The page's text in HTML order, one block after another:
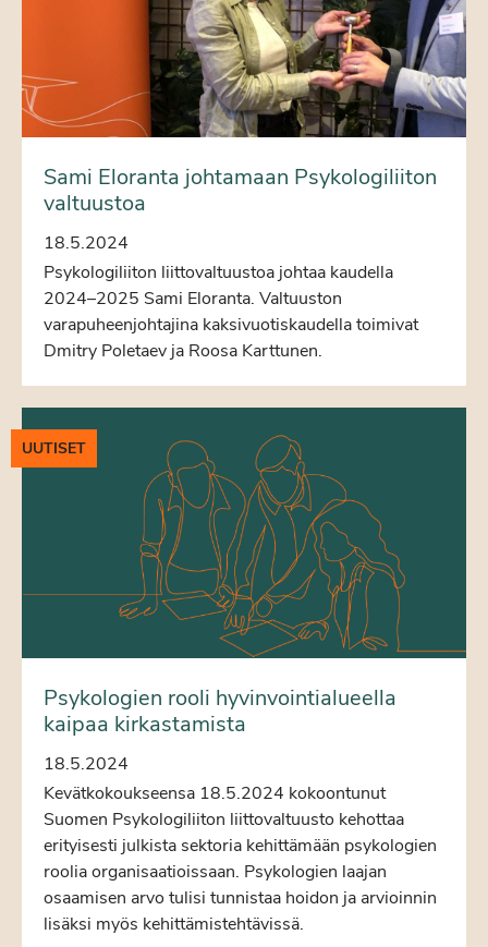
Sami Eloranta johtamaan Psykologiliiton
valtuustoa
18.5.2024
Psykologiliiton liittovaltuustoa johtaa kaudella
2024–2025 Sami Eloranta. Valtuuston
varapuheenjohtajina kaksivuotiskaudella toimivat
Dmitry Poletaev ja Roosa Karttunen.
UUTISET
Psykologien rooli hyvinvointialueella
kaipaa kirkastamista
18.5.2024
Kevätkokoukseensa 18.5.2024 kokoontunut
Suomen Psykologiliiton liittovaltuusto kehottaa
erityisesti julkista sektoria kehittämään psykologien
roolia organisaatioissaan. Psykologien laajan
osaamisen arvo tulisi tunnistaa hoidon ja arvioinnin
lisäksi myös kehittämistehtävissä.